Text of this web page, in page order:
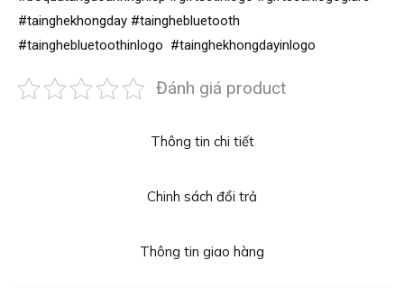
Thông tin chi tiết
Chinh sách đổi trả
Thông tin giao hàng
#tainghekhongday #tainghebluetooth
#tainghebluetoothinlogo #tainghekhongdayinlogo
Đánh giá product